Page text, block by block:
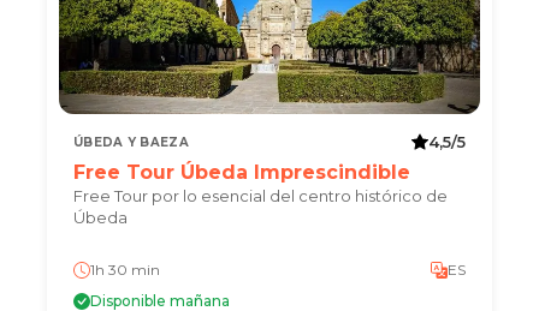
ÚBEDA Y BAEZA 4,5/5
Free Tour Úbeda Imprescindible
Free Tour por lo esencial del centro histórico de
Úbeda
1h 30 min
ES
Disponible mañana